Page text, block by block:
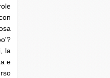
la
e